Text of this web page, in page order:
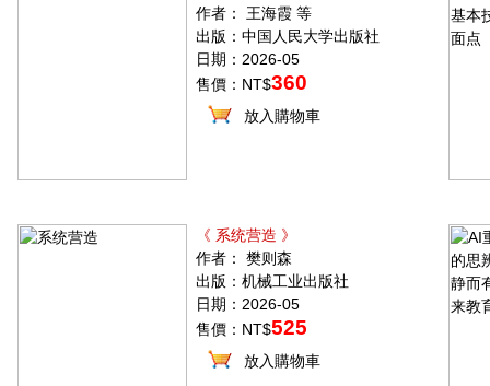
作者： 王海霞 等
出版：中国人民大学出版社
日期：2026-05
售價：NT$360
放入購物車
《 系统营造 》
作者： 樊则森
出版：机械工业出版社
日期：2026-05
售價：NT$525
放入購物車